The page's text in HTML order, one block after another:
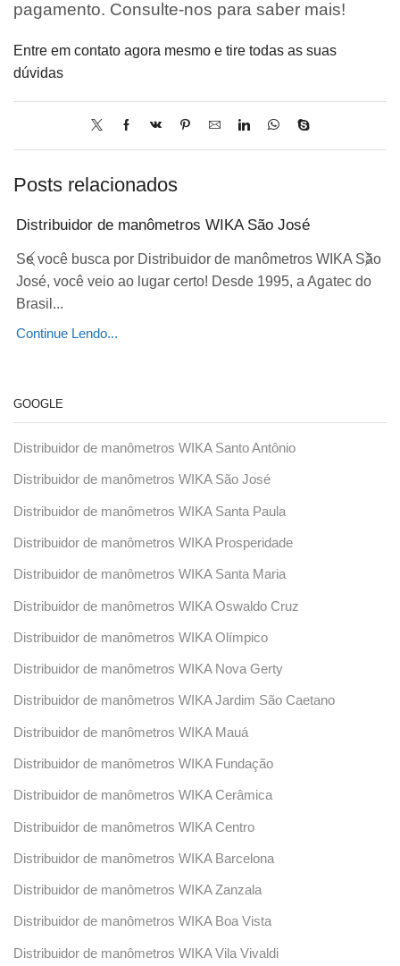
pagamento. Consulte-nos para saber mais!
Entre em contato agora mesmo e tire todas as suas
dúvidas
Posts relacionados
Distribuidor de manômetros WIKA São José
Se você busca por Distribuidor de manômetros WIKA São
José, você veio ao lugar certo! Desde 1995, a Agatec do
Brasil...
Continue Lendo...
GOOGLE
Distribuidor de manômetros WIKA Santo Antônio
Distribuidor de manômetros WIKA São José
Distribuidor de manômetros WIKA Santa Paula
Distribuidor de manômetros WIKA Prosperidade
Distribuidor de manômetros WIKA Santa Maria
Distribuidor de manômetros WIKA Oswaldo Cruz
Distribuidor de manômetros WIKA Olímpico
Distribuidor de manômetros WIKA Nova Gerty
Distribuidor de manômetros WIKA Jardim São Caetano
Distribuidor de manômetros WIKA Mauá
Distribuidor de manômetros WIKA Fundação
Distribuidor de manômetros WIKA Cerâmica
Distribuidor de manômetros WIKA Centro
Distribuidor de manômetros WIKA Barcelona
Distribuidor de manômetros WIKA Zanzala
Distribuidor de manômetros WIKA Boa Vista
Distribuidor de manômetros WIKA Vila Vivaldi